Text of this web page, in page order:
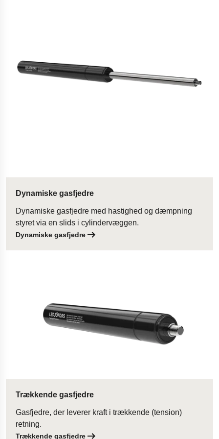
Dynamiske gasfjedre
Dynamiske gasfjedre med hastighed og dæmpning
styret via en slids i cylindervæggen.
Dynamiske gasfjedre
Trækkende gasfjedre
Gasfjedre, der leverer kraft i trækkende (tension)
retning.
Trækkende gasfjedre